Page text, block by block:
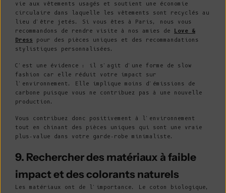
vie aux vêtements usagés et soutient une économie
circulaire dans laquelle les vêtements sont recyclés au
lieu d'être jetés. Si vous êtes à Paris, nous vous
recommandons de rendre visite à nos amies de Love &
Dress pour des pièces uniques et des recommandations
stylistiques personnalisées.
C'est une évidence : il s'agit d'une forme de slow
fashion car elle réduit votre impact sur
l'environnement. Elle implique moins d'émissions de
carbone puisque vous ne contribuez pas à une nouvelle
production.
Vous contribuez donc positivement à l'environnement
tout en chinant des pièces uniques qui sont une vraie
plus-value dans votre garde-robe minimaliste.
9. Rechercher des matériaux à faible
impact et des colorants naturels
Les matériaux ont de l'importance. Le coton biologique,